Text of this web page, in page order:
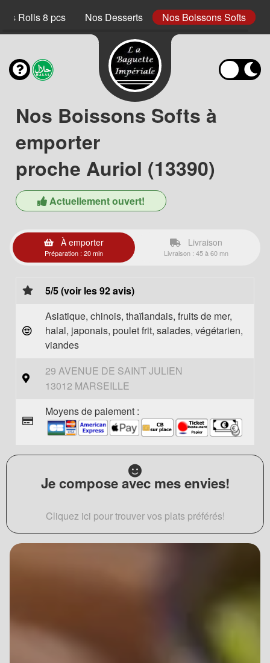
Rolls 8 pcs Nos Desserts Nos Boissons Softs
Nos Boissons Softs à
emporter
proche Auriol (13390)
Actuellement ouvert!
À emporter
Préparation : 20 min
Livraison
Livraison : 45 à 60 mn
5/5 (voir les 92 avis)
Asiatique, chinois, thaïlandais, fruits de mer,
halal, japonais, poulet frit, salades, végétarien,
viandes
29 AVENUE DE SAINT JULIEN
13012 MARSEILLE
Moyens de paiement :
Je compose avec mes envies!
Cliquez ici pour trouver vos plats préférés!